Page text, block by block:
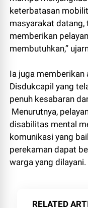
keterbatasan
masyarakat
memberikan
membutuhkan,”
Ia juga memberikan
Disdukcapil yang
penuh kesabaran
Menurutnya,
disabilitas mental
komunikasi yang
perekaman dapat
warga yang dilayani.
RELATED